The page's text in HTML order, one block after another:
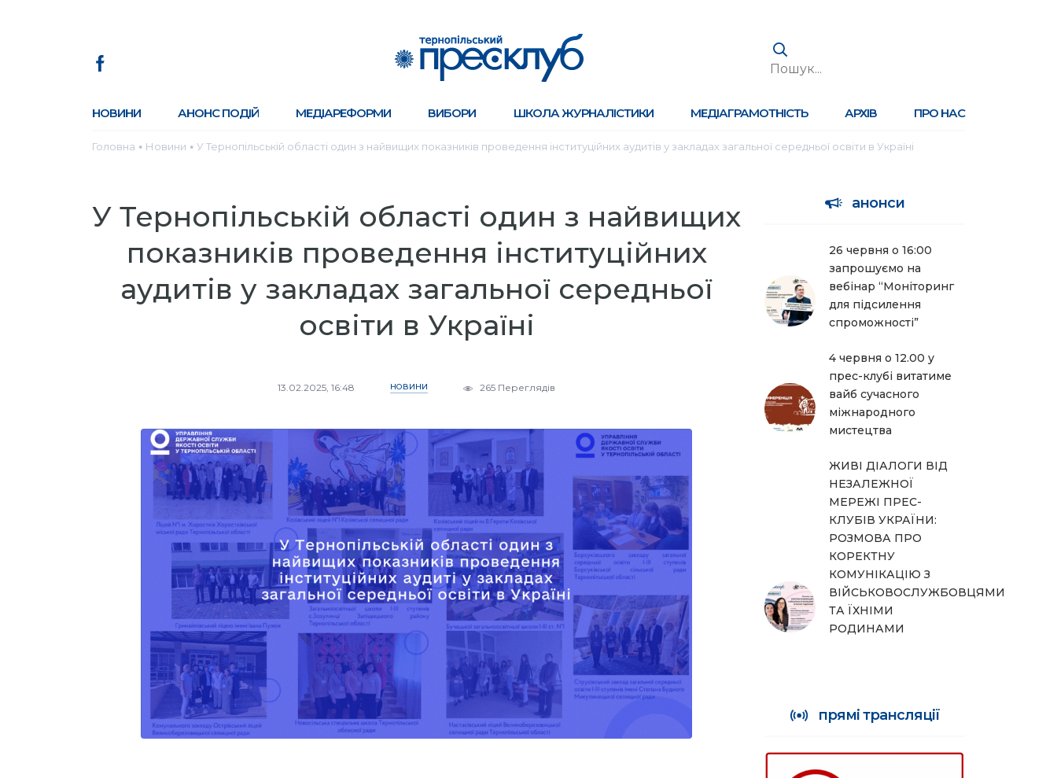
НОВИНИ АНОНС ПОДІЙ МЕДІАРЕФОРМИ ВИБОРИ ШКОЛА ЖУРНАЛІСТИКИ МЕДІАГРАМОТНІСТЬ АРХІВ ПРО НАС
Головна ● Новини ● У Тернопільській області один з найвищих показників проведення інституційних аудитів у закладах загальної середньої освіти в Україні
У Тернопільській області один з найвищих
показників проведення інституційних
аудитів у закладах загальної середньої
освіти в Україні
13.02.2025, 16:48 НОВИНИ 265 Переглядів
анонси
26 червня о 16:00
запрошуємо на
вебінар “Моніторинг
для підсилення
спроможності”
4 червня о 12.00 у
прес-клубі витатиме
вайб сучасного
міжнародного
мистецтва
ЖИВІ ДІАЛОГИ ВІД
НЕЗАЛЕЖНОЇ
МЕРЕЖІ ПРЕС-
КЛУБІВ УКРАЇНИ:
РОЗМОВА ПРО
КОРЕКТНУ
КОМУНІКАЦІЮ З
ВІЙСЬКОВОСЛУЖБОВЦЯМИ
ТА ЇХНІМИ
РОДИНАМИ
прямі трансляції